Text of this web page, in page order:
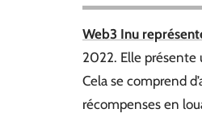
Web3 Inu
2022. Elle présente
Cela se comprend
récompenses en